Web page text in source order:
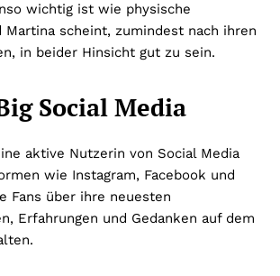
wichtig ist wie physische
Martina scheint, zumindest nach ihren
in beider Hinsicht gut zu sein.
Social Media
aktive Nutzerin von Social Media
wie Instagram, Facebook und
Fans über ihre neuesten
Erfahrungen und Gedanken auf dem